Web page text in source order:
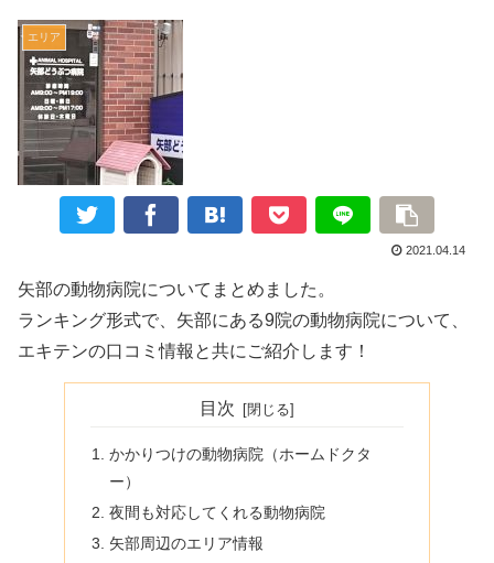
エリア
2021.04.14
矢部の動物病院についてまとめました。
ランキング形式で、矢部にある9院の動物病院について、
エキテンの口コミ情報と共にご紹介します！
目次
かかりつけの動物病院（ホームドクタ
ー）
夜間も対応してくれる動物病院
矢部周辺のエリア情報